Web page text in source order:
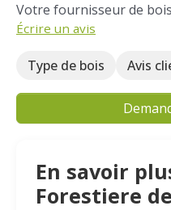
Votre fournisseur de bois
Écrire un avis
Type de bois Avis
En savoir
Forestiere